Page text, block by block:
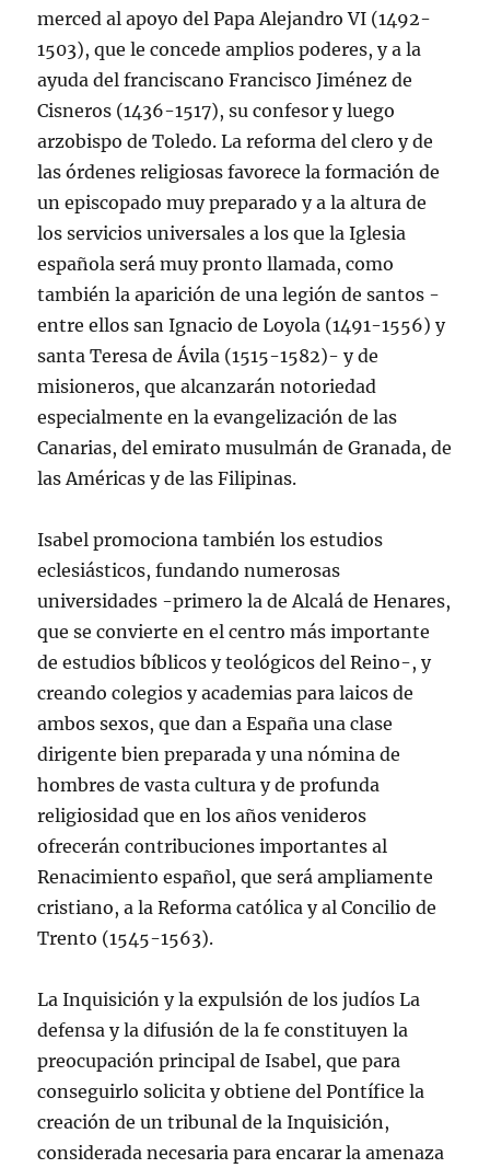
merced al apoyo del Papa Alejandro VI (1492-
1503), que le concede amplios poderes, y a la
ayuda del franciscano Francisco Jiménez de
Cisneros (1436-1517), su confesor y luego
arzobispo de Toledo. La reforma del clero y de
las órdenes religiosas favorece la formación de
un episcopado muy preparado y a la altura de
los servicios universales a los que la Iglesia
española será muy pronto llamada, como
también la aparición de una legión de santos -
entre ellos san Ignacio de Loyola (1491-1556) y
santa Teresa de Ávila (1515-1582)- y de
misioneros, que alcanzarán notoriedad
especialmente en la evangelización de las
Canarias, del emirato musulmán de Granada, de
las Américas y de las Filipinas.
Isabel promociona también los estudios
eclesiásticos, fundando numerosas
universidades -primero la de Alcalá de Henares,
que se convierte en el centro más importante
de estudios bíblicos y teológicos del Reino-, y
creando colegios y academias para laicos de
ambos sexos, que dan a España una clase
dirigente bien preparada y una nómina de
hombres de vasta cultura y de profunda
religiosidad que en los años venideros
ofrecerán contribuciones importantes al
Renacimiento español, que será ampliamente
cristiano, a la Reforma católica y al Concilio de
Trento (1545-1563).
La Inquisición y la expulsión de los judíos La
defensa y la difusión de la fe constituyen la
preocupación principal de Isabel, que para
conseguirlo solicita y obtiene del Pontífice la
creación de un tribunal de la Inquisición,
considerada necesaria para encarar la amenaza